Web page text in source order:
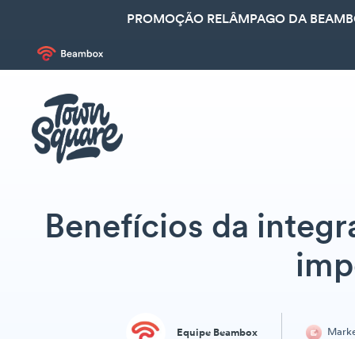
PROMOÇÃO RELÂMPAGO DA
Benefícios da
Equipe Beambox